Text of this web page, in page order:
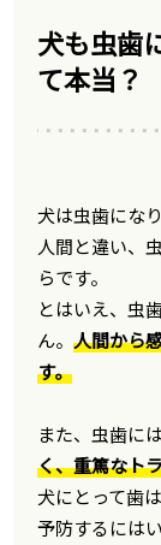
犬も虫歯
て本当？
犬は虫歯にな
人間と違い、
らです。
とはいえ、虫
ん。人間から
す。
また、虫歯に
く、重篤なト
犬にとって歯
予防するには